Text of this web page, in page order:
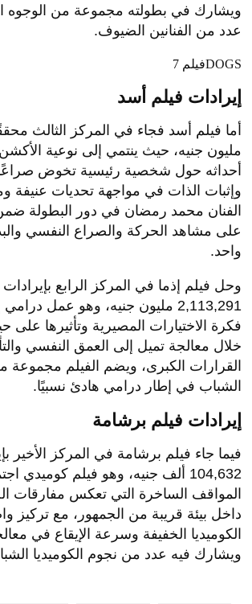
ويشارك في بطولته مجموعة من الوجوه
عدد من الفنانين الضيوف.
فيلم 7DOGS
إيرادات فيلم أسد
مليون جنيه، حيث ينتمي إلى نوعية
أحداثه حول شخصية رئيسية تخوض
وإثبات الذات في مواجهة تحديات عنيفة
الفنان محمد رمضان في دور البطولة
على مشاهد الحركة والصراع النفسي
واحد.
وحل فيلم إذما في المركز الرابع
2,113,291 مليون جنيه، وهو عمل
فكرة الاختيارات المصيرية وتأثيرها على
خلال معالجة تميل إلى العمق النفسي
القرارات الكبرى، ويضم الفيلم مجموعة
الشباب في إطار درامي هادئ نسبيًا.
إيرادات فيلم برشامة
فيما جاء فيلم برشامة في المركز الأخير
104,632 ألف جنيه، وهو فيلم
المواقف الساخرة التي تعكس مفارقات
داخل بيئة قريبة من الجمهور، مع تركيز
الكوميديا الخفيفة وسرعة الإيقاع في
ويشارك فيه عدد من نجوم الكوميديا